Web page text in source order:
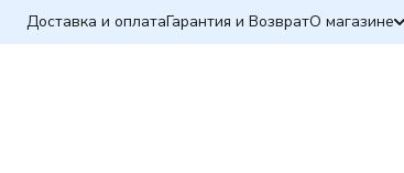
Доставка и оплатаГарантия и ВозвратО магазине